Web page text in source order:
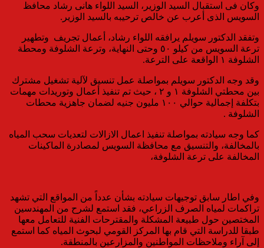
وكان فى استقبال السيد الوزير، السيد اللواء هانى رشاد محافظ
السويس الذى أعرب عن خالص ترحيبه بالسيد الوزير.
وتفقد الدكتور سويلم يرافقه اللواء رشاد، أعمال تجريف وتطهير
ترعة السويس من كيلو ٥٠ وحتى النهاية، وترعة الشلوفة ومحطة
الشلوفة ١ الواقعة على الترعة.
وقد وجه الدكتور سويلم بمواصلة عمل تنسيق لآلية تشغيل مشترك
بين محطتي الشلوفة ١ و ٢ ، حيث تم تنفيذ أعمال وتوريدات مهمات
بتكلفة إجمالية حوالي ١٠٠ مليون جنيه لضمان جاهزية محطات
الشلوفة .
كما وجه سيادته بمواصلة تنفيذ اعمال الازالات لتعديات سحب المياه
بالمخالفة، والتنسيق مع محافظة السويس لمصادرة الماكينات
المخالفة على ترعة الشلوفة،
وفي اطار سابق توجيهات سيادته بشأن عدداً من المواقع التي تشهد
تراكمات لمياه الصرف الزراعي، فقد استمع لشرح من المهندسين
المختصين حول طبيعة المشكلة والمقترحات الفنية للتعامل معها
طبقا للدراسة التي قام بها المركز القومي لبحوث المياه كما استمع
إلى آراء وملاحظات المواطنين والمزارعين بالمنطقة.